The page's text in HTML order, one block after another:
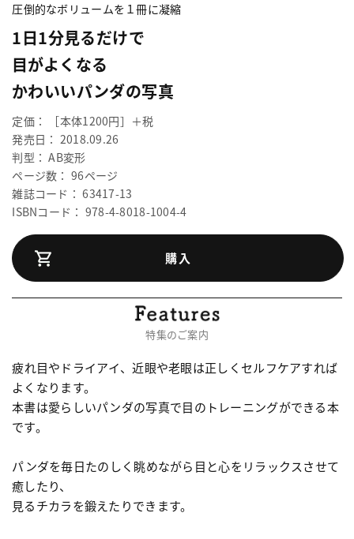
圧倒的なボリュームを１冊に凝縮
1日1分見るだけで
目がよくなる
かわいいパンダの写真
定価： ［本体1200円］＋税
発売日： 2018.09.26
判型： AB変形
ページ数： 96ページ
雑誌コード： 63417-13
ISBNコード： 978-4-8018-1004-4
購入
特集のご案内
疲れ目やドライアイ、近眼や老眼は正しくセルフケアすれば
よくなります。
本書は愛らしいパンダの写真で目のトレーニングができる本
です。
パンダを毎日たのしく眺めながら目と心をリラックスさせて
癒したり、
見るチカラを鍛えたりできます。